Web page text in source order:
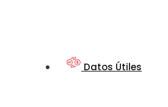
Datos Útiles